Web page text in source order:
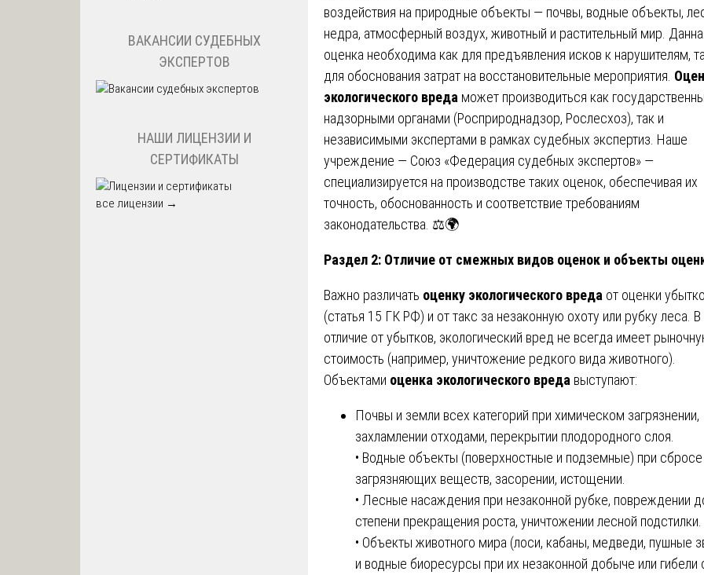
воздействия на природные объекты — почвы, водные объекты,
недра, атмосферный воздух, животный и растительный мир.
оценка необходима как для предъявления исков к нарушителям,
для обоснования затрат на восстановительные мероприятия.
экологического вреда может производиться как
надзорными органами (Росприроднадзор, Рослесхоз), так и
независимыми экспертами в рамках судебных экспертиз. Наше
учреждение — Союз «Федерация судебных экспертов» —
специализируется на производстве таких оценок, обеспечивая их
точность, обоснованность и соответствие требованиям
законодательства. ⚖️🌍
Раздел 2: Отличие от смежных видов оценок и объекты
Важно различать оценку экологического вреда от оценки
(статья 15 ГК РФ) и от такс за незаконную охоту или рубку леса. В
отличие от убытков, экологический вред не всегда имеет
стоимость (например, уничтожение редкого вида животного).
Объектами оценка экологического вреда выступают:
Почвы и земли всех категорий при химическом загрязнении,
захламлении отходами, перекрытии плодородного слоя.
• Водные объекты (поверхностные и подземные) при сбросе
загрязняющих веществ, засорении, истощении.
• Лесные насаждения при незаконной рубке, повреждении
степени прекращения роста, уничтожении лесной подстилки.
• Объекты животного мира (лоси, кабаны, медведи, пушные
и водные биоресурсы при их незаконной добыче или гибели
ВАКАНСИИ СУДЕБНЫХ
ЭКСПЕРТОВ
НАШИ ЛИЦЕНЗИИ И
СЕРТИФИКАТЫ
все лицензии →